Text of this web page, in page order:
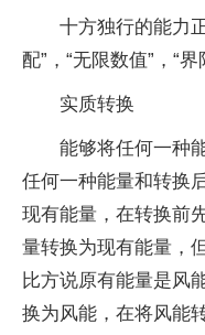
十方独行的能力
配”，“无限数值”，“
实质转换
能够将任何一种
任何一种能量和转换
现有能量，在转换前
量转换为现有能量，
比方说原有能量是风
换为风能，在将风能